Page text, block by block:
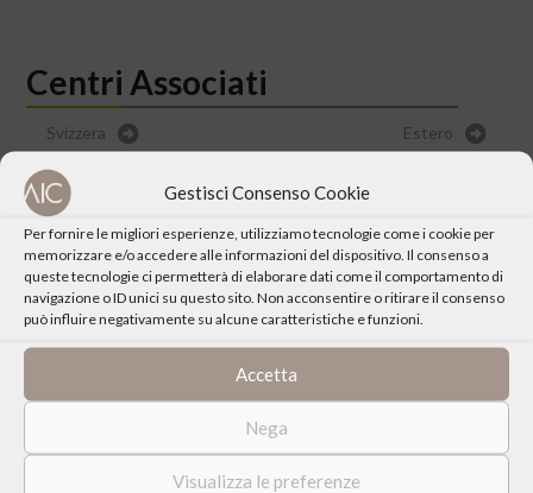
Gestisci Consenso Cookie
Per fornire le migliori esperienze, utilizziamo tecnologie come i cookie per
memorizzare e/o accedere alle informazioni del dispositivo. Il consenso a
queste tecnologie ci permetterà di elaborare dati come il comportamento di
navigazione o ID unici su questo sito. Non acconsentire o ritirare il consenso
può influire negativamente su alcune caratteristiche e funzioni.
Accetta
Nega
Visualizza le preferenze
Centri Associati
Svizzera Estero